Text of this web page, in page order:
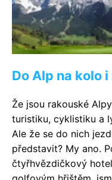
Do Alp na kolo
Že jsou rakouské
turistiku, cyklistiku a
Ale že se do nich
představit? My ano.
čtyřhvězdičkový